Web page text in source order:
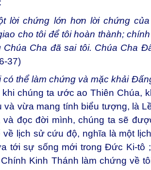
lời chứng lớn hơn lời chứng
cho tôi để tôi hoàn thành;
Cha đã sai tôi. Chúa Cha
37)
thể làm chứng và mặc khải
chúng ta ước ao Thiên Chúa,
vừa mang tính biểu tượng, là
và đọc đời mình, chúng ta sẽ
lịch sử cứu độ, nghĩa là một
tới sự sống mới trong Đức Ki-tô
Kinh Thánh làm chứng về